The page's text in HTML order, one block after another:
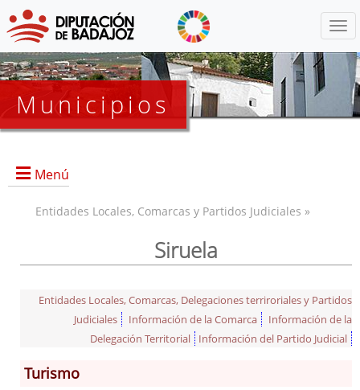
Municipios
Menú
Entidades Locales, Comarcas y Partidos Judiciales »
Siruela
Entidades Locales, Comarcas, Delegaciones terriroriales y Partidos
Judiciales
Información de la Comarca
Información de la
Delegación Territorial
Información del Partido Judicial
Turismo